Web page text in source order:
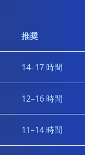
推奨
14–17 時間
12–16 時間
11–14 時間